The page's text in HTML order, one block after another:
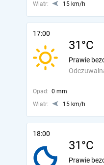
Wiatr:
15 km/h
17:00
31°C
Prawie
Opad: 0 mm
Wiatr:
15 km/h
18:00
31°C
Prawie